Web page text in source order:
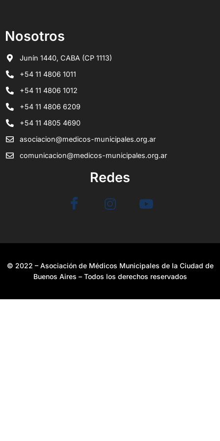
Nosotros
Junín 1440, CABA (CP 1113)
+54 11 4806 1011
+54 11 4806 1012
+54 11 4806 6209
+54 11 4805 4690
asociacion@medicos-municipales.org.ar
comunicacion@medicos-municipales.org.ar
Redes
© 2022 – Asociación de Médicos Municipales de la Ciudad de
Buenos Aires – Todos los derechos reservados